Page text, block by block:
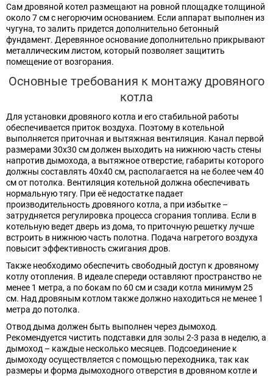
Сам дровяной котел размещают на ровной площадке толщиной
около 7 см с негорючим основанием. Если аппарат выполнен из
чугуна, то залить придется дополнительно бетонный
фундамент. Деревянное основание дополнительно прикрывают
металлическим листом, который позволяет защитить
помещение от возгорания.
Основные требования к монтажу дровяного
котла
Для установки дровяного котла и его стабильной работы
обеспечивается приток воздуха. Поэтому в котельной
выполняется приточная и вытяжная вентиляция. Канал первой
размерами 30х30 см должен выходить на нижнюю часть стены
напротив дымохода, а вытяжное отверстие, габариты которого
должны составлять 40х40 см, располагается на не более чем 40
см от потолка. Вентиляция котельной должна обеспечивать
нормальную тягу. При её недостатке падает
производительность дровяного котла, а при избытке –
затрудняется регулировка процесса сгорания топлива. Если в
котельную ведет дверь из дома, то приточную решетку лучше
встроить в нижнюю часть полотна. Подача нагретого воздуха
повысит эффективность сжигания дров.
Также необходимо обеспечить свободный доступ к дровяному
котлу отопления. В идеале спереди оставляют пространство не
менее 1 метра, а по бокам по 60 см и сзади котла минимум 25
см. Над дровяным котлом также должно находиться не менее 1
метра до потолка.
Отвод дыма должен быть выполнен через дымоход.
Рекомендуется чистить подставки для золы 2-3 раза в неделю, а
дымоход – каждые несколько месяцев. Подсоединение к
дымоходу осуществляется с помощью переходника, так как
размеры и форма дымоходного отверстия в дровяном котле и